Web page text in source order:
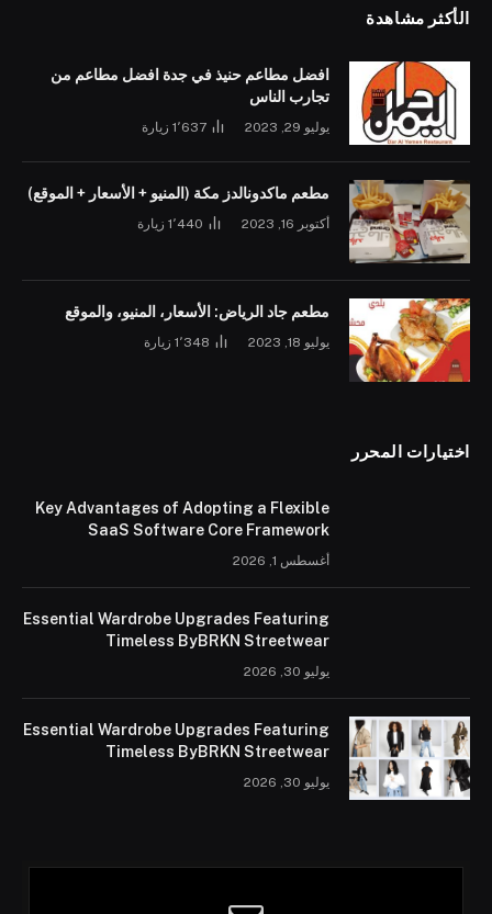
الأكثر مشاهدة
افضل مطاعم حنيذ في جدة افضل مطاعم من
تجارب الناس
يوليو 29, 2023 1٬637 زيارة
مطعم ماكدونالدز مكة (المنيو + الأسعار + الموقع)
أكتوبر 16, 2023 1٬440 زيارة
مطعم جاد الرياض: الأسعار، المنيو، والموقع
يوليو 18, 2023 1٬348 زيارة
اختيارات المحرر
Key Advantages of Adopting a Flexible
SaaS Software Core Framework
أغسطس 1, 2026
Essential Wardrobe Upgrades Featuring
Timeless ByBRKN Streetwear
يوليو 30, 2026
Essential Wardrobe Upgrades Featuring
Timeless ByBRKN Streetwear
يوليو 30, 2026